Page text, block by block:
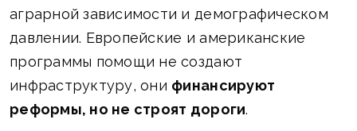
аграрной зависимости и демографическом
давлении. Европейские и американские
программы помощи не создают
инфраструктуру, они финансируют
реформы, но не строят дороги.